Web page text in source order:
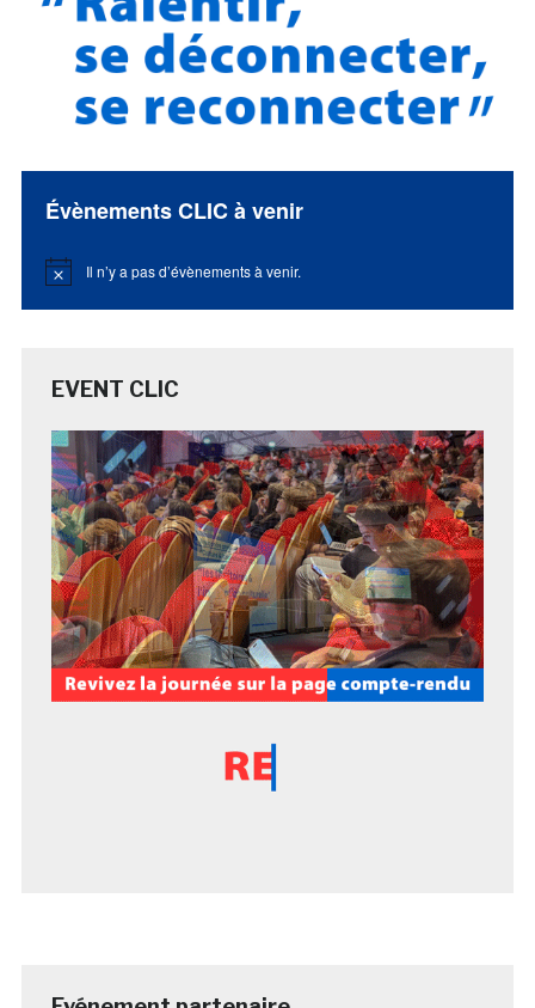
Évènements CLIC à venir
Notice Il n’y a pas d’évènements à venir.
EVENT CLIC